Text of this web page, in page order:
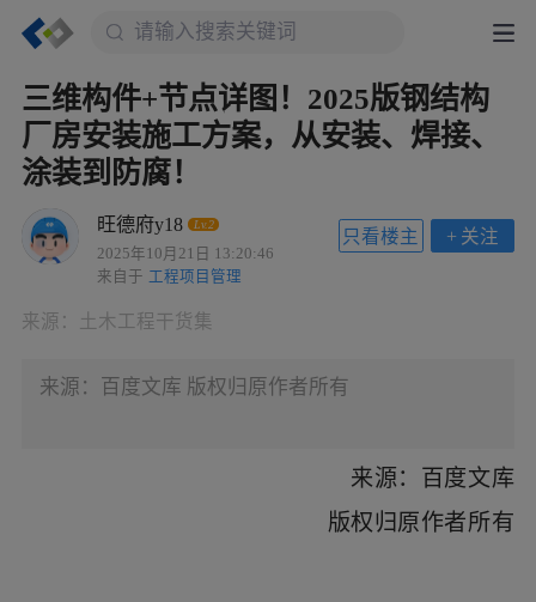
三维构件+节点详图！2025版钢结构
厂房安装施工方案，从安装、焊接、
涂装到防腐！
旺德府y18 Lv.2
2025年10月21日 13:20:46
来自于 工程项目管理
+ 关注
只看楼主
来源： 土木工程干货集
来源：百度文库 版权归原作者所有
来源：百度文库
版权归原作者所有